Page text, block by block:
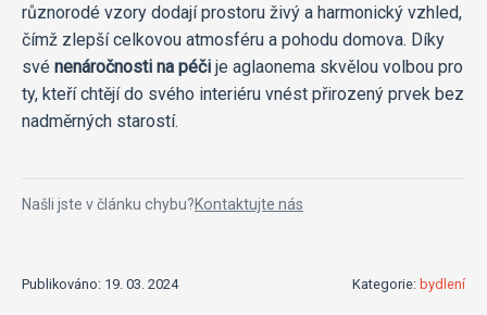
různorodé vzory dodají prostoru živý a harmonický vzhled,
čímž zlepší celkovou atmosféru a pohodu domova. Díky
své nenáročnosti na péči je aglaonema skvělou volbou pro
ty, kteří chtějí do svého interiéru vnést přirozený prvek bez
nadměrných starostí.
Našli jste v článku chybu?Kontaktujte nás
Publikováno: 19. 03. 2024 Kategorie: bydlení